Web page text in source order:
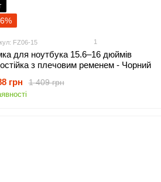
FZ06-15 1
для ноутбука 15.6–16 дюймів
з плечовим ременем - Чорний
1 409 грн
грн